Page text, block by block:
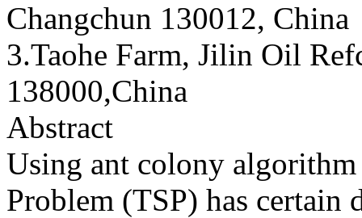
Changchun 130012, China
3.Taohe Farm, Jilin Oil
138000,China
Abstract
Using ant colony
Problem (TSP) has certain